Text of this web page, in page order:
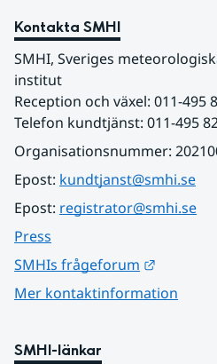
Kontakta SMHI
SMHI, Sveriges
institut
Reception och växel: 011-495
Telefon kundtjänst: 011-495
Organisationsnummer:
Epost: kundtjanst@smhi.se
Epost: registrator@smhi.se
Press
SMHIs frågeforum
Mer kontaktinformation
SMHI-länkar